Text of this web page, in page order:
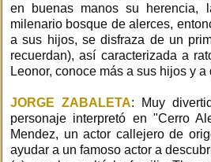
en buenas manos su herencia,
milenario bosque de alerces,
a sus hijos, se disfraza de un
recuerdan), así caracterizada a
Leonor, conoce más a sus hijos y
JORGE ZABALETA: Muy
personaje interpretó en "Cerro
Mendez, un actor callejero de
ayudar a un famoso actor a